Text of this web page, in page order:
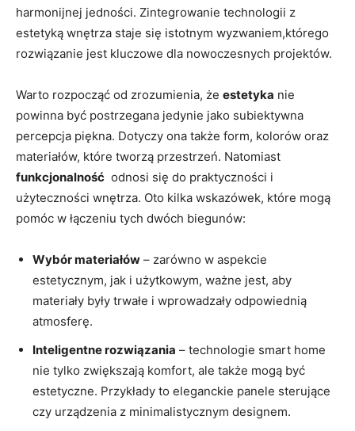
harmonijnej jedności. Zintegrowanie technologii z
estetyką wnętrza staje się istotnym wyzwaniem,którego
rozwiązanie jest kluczowe ​dla nowoczesnych projektów.
Warto rozpocząć od zrozumienia, że estetyka nie
powinna być postrzegana jedynie jako subiektywna⁢
percepcja piękna. Dotyczy ⁤ona ‌także form, kolorów oraz
materiałów, które tworzą⁢ przestrzeń. Natomiast
funkcjonalność ​ odnosi się do praktyczności i
użyteczności wnętrza. Oto kilka wskazówek, które mogą
pomóc w łączeniu tych dwóch biegunów:
Wybór materiałów – zarówno w aspekcie
estetycznym, ⁢jak i użytkowym, ważne jest, aby
materiały były trwałe i ⁣wprowadzały odpowiednią
atmosferę.
Inteligentne‌ rozwiązania – technologie smart home
nie tylko zwiększają komfort, ale także mogą być
estetyczne. Przykłady to eleganckie panele sterujące
czy urządzenia ‍z minimalistycznym​ designem.